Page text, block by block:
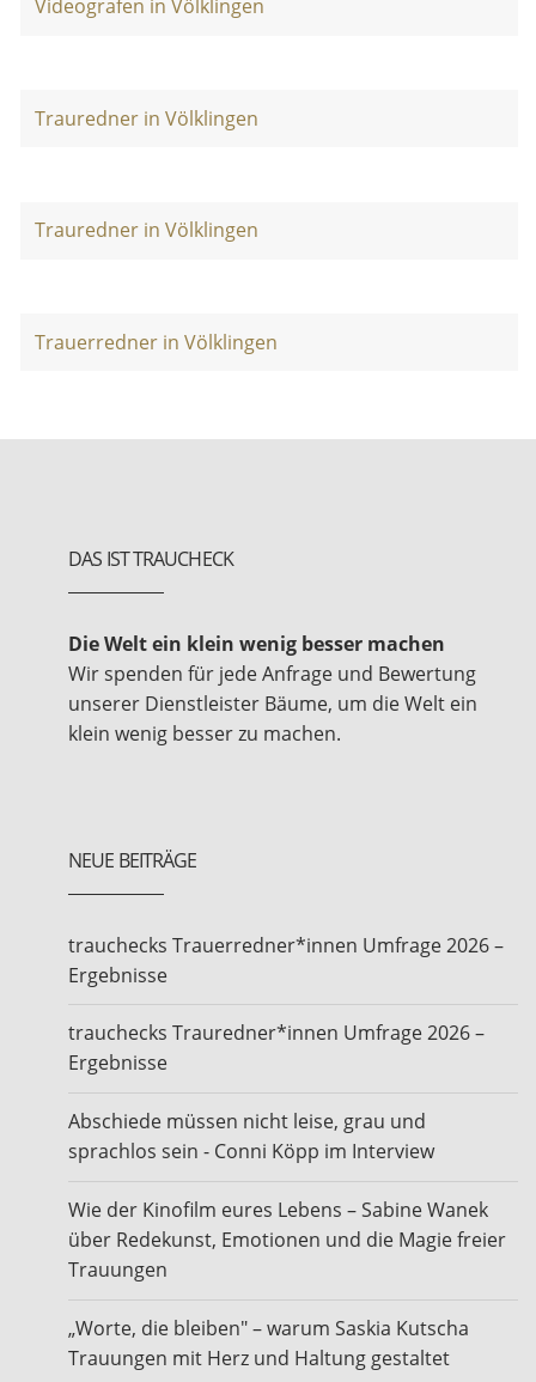
Videografen in Völklingen
Trauredner in Völklingen
Trauredner in Völklingen
Trauerredner in Völklingen
DAS IST TRAUCHECK
Die Welt ein klein wenig besser machen
Wir spenden für jede Anfrage und Bewertung
unserer Dienstleister Bäume, um die Welt ein
klein wenig besser zu machen.
NEUE BEITRÄGE
trauchecks Trauerredner*innen Umfrage 2026 –
Ergebnisse
trauchecks Trauredner*innen Umfrage 2026 –
Ergebnisse
Abschiede müssen nicht leise, grau und
sprachlos sein - Conni Köpp im Interview
Wie der Kinofilm eures Lebens – Sabine Wanek
über Redekunst, Emotionen und die Magie freier
Trauungen
„Worte, die bleiben" – warum Saskia Kutscha
Trauungen mit Herz und Haltung gestaltet